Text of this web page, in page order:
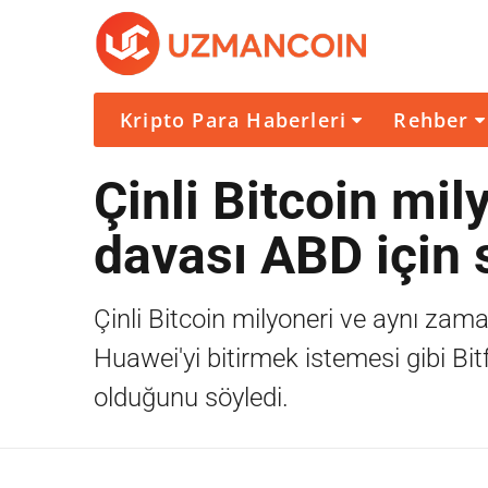
Kripto Para Haberleri Rehber
Çinli Bitcoin
davası ABD
Çinli Bitcoin milyoneri ve aynı
Huawei'yi bitirmek istemesi gibi
olduğunu söyledi.